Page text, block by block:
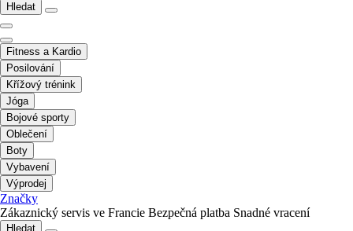
Hledat
Fitness a Kardio
Posilování
Křížový trénink
Jóga
Bojové sporty
Oblečení
Boty
Vybavení
Výprodej
Značky
Zákaznický servis ve Francie Bezpečná platba Snadné vracení
Hledat